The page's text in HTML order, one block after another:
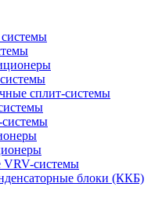
сплит-системы
VRV-системы
блоки (ККБ)